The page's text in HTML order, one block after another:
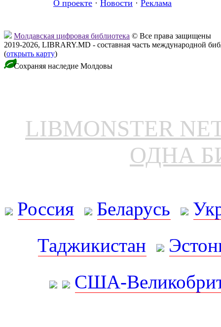
О проекте · Новости · Реклама
Молдавская цифровая библиотека © Все права защищены
2019-2026, LIBRARY.MD - составная часть международной
(открыть карту)
Сохраняя наследие Молдовы
LIBMONSTER
ОДНА
Россия Беларусь
Таджикистан
США-